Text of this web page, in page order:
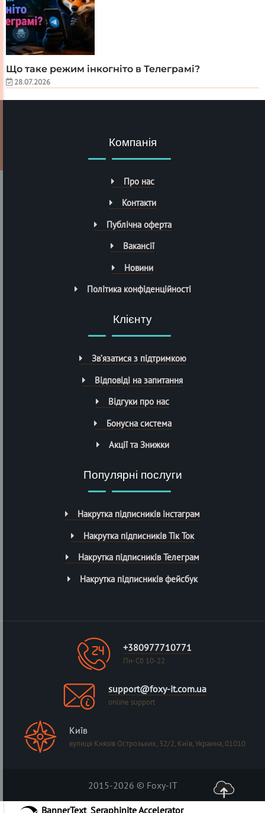
Що таке режим інкогніто в Телеграмі?
28.07.2026
Компанія
Про нас
Контакти
Публічна оферта
Вакансії
Новини
Політика конфіденційності
Клієнту
Зв’язатися з підтримкою
Відповіді на запитання
Відгуки про нас
Бонусна система
Акції та Знижки
Популярні послуги
Накрутка підписників інстаграм
Накрутка підписників Тік Ток
Накрутка підписників Телеграм
Накрутка підписників фейсбук
+380977710771
Пн-Сб 10-22
support@foxy-it.com.ua
online support
Київ
вулиця Князів Острозьких, 32/2, Київ, Украина, 01010
2015-2026 © Foxy-IT
BannerText_Seraphinite Accelerator